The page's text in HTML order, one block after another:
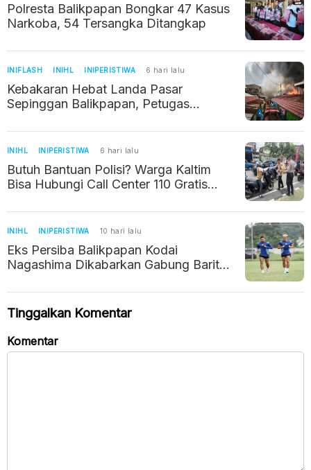
Polresta Balikpapan Bongkar 47 Kasus
Narkoba, 54 Tersangka Ditangkap
INIFLASH INIHL INIPERISTIWA 6 hari lalu
Kebakaran Hebat Landa Pasar
Sepinggan Balikpapan, Petugas
INIHL INIPERISTIWA 6 hari lalu
Butuh Bantuan Polisi? Warga Kaltim
Bisa Hubungi Call Center 110 Gratis
INIHL INIPERISTIWA 10 hari lalu
Eks Persiba Balikpapan Kodai
Nagashima Dikabarkan Gabung Barito
Tinggalkan Komentar
Komentar